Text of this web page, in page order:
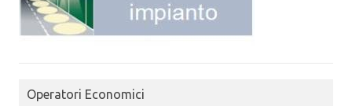
Operatori Economici